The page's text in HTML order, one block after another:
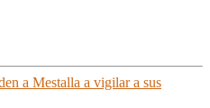
a Mestalla a vigilar a sus